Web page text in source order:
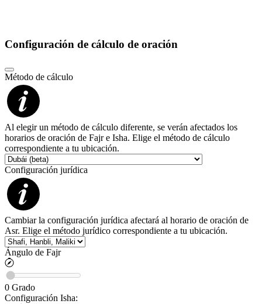
Configuración de cálculo de oración
Método de cálculo
Al elegir un método de cálculo diferente, se verán afectados los
horarios de oración de Fajr e Isha. Elige el método de cálculo
correspondiente a tu ubicación.
Configuración jurídica
Cambiar la configuración jurídica afectará al horario de oración de
Asr. Elige el método jurídico correspondiente a tu ubicación.
Ángulo de Fajr
0 Grado
Configuración Isha: